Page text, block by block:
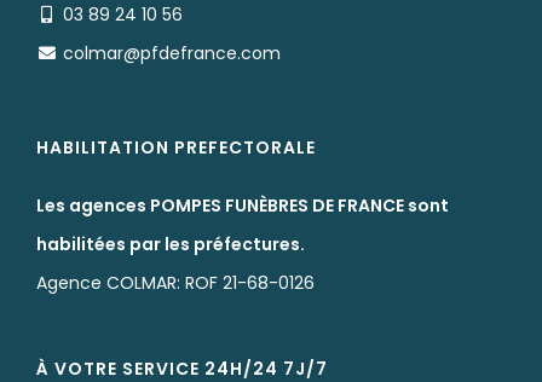
03 89 24 10 56
colmar@pfdefrance.com
HABILITATION PREFECTORALE
Les agences POMPES FUNÈBRES DE FRANCE sont
habilitées par les préfectures.
Agence COLMAR: ROF 21-68-0126
À VOTRE SERVICE 24H/24 7J/7